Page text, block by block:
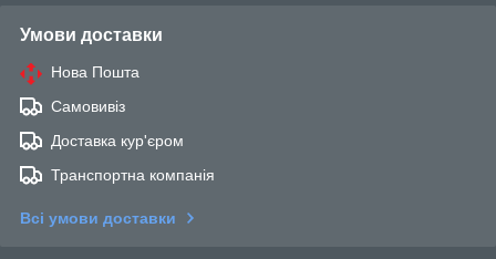
Умови доставки
Нова Пошта
Самовивіз
Доставка кур'єром
Транспортна компанія
Всі умови доставки